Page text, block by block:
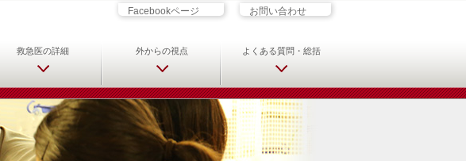
医をめざす君へ 救急科専門医・専攻医
Facebookページ お問い合わせ
救急医の詳細 外からの視点 よくある質問・総括